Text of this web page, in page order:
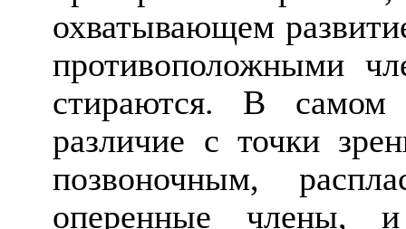
охватывающем
противоположными
стираются. В
различие с точки
позвоночным,
оперенные члены,